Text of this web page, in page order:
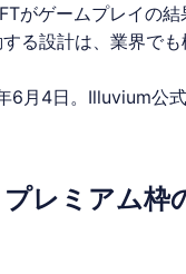
がゲームプレイの
る設計は、業界でも
6月4日。 Illuvium公
プレミアム